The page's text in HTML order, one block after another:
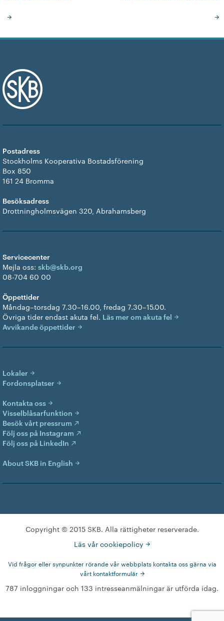
Postadress
Stockholms Kooperativa Bostadsförening
Box 850
161 24 Bromma
Besöksadress
Drottningholmsvägen 320, Abrahamsberg
Servicecenter
Mejla oss: skb@skb.org
08-704 60 00
Öppettider
Måndag–torsdag 7.30–16.00, fredag 7.30–15.00.
Övriga tider endast akuta fel. Läs mer om akuta fel
Avvikande öppettider
Lokaler
Fordonsplatser
Kontakta oss
Visselblåsarfunktion
Besök vårt pressrum
Följ oss på Instagram
Följ oss på LinkedIn
About SKB in English
Copyright © 2015 SKB. Alla rättigheter reserverade.
Läs vår cookiepolicy
Vid frågor eller synpunkter rörande vår webbplats kontakta oss gärna via
vårt kontaktformulär
787 inloggningar och 133 intresseanmälningar är utförda idag.